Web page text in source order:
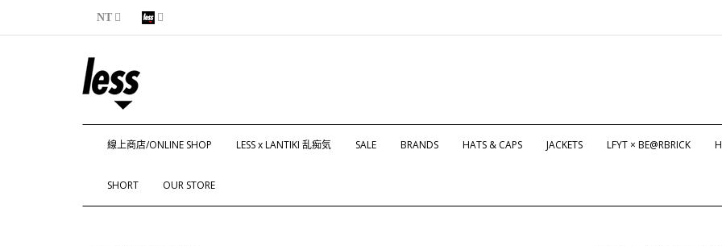
NT
線上商店/ONLINE SHOP LESS x LANTIKI 乱痴気 SALE BRANDS HATS & CAPS JACKETS LFYT × BE@RBRICK
SHORT OUR STORE